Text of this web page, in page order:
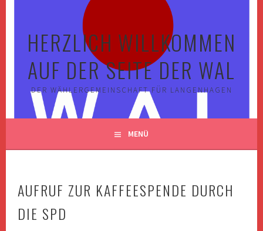
HERZLICH WILLKOMMEN
AUF DER SEITE DER WAL
DER WÄHLERGEMEINSCHAFT FÜR LANGENHAGEN
MENÜ
AUFRUF ZUR KAFFEESPENDE DURCH
DIE SPD